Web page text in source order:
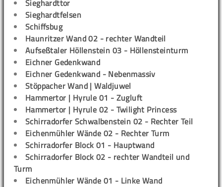
Sieghardttor
Sieghardtfelsen
Schiffsbug
Haunritzer Wand 02 - rechter Wandteil
Aufseßtaler Höllenstein 03 - Höllensteinturm
Eichner Gedenkwand
Eichner Gedenkwand - Nebenmassiv
Stöppacher Wand | Waldjuwel
Hammertor | Hyrule 01 - Zugluft
Hammertor | Hyrule 02 - Twilight Princess
Schirradorfer Schwalbenstein 02 - Rechter Teil
Eichenmühler Wände 02 - Rechter Turm
Schirradorfer Block 01 - Hauptwand
Schirradorfer Block 02 - rechter Wandteil und
Turm
Eichenmühler Wände 01 - Linke Wand